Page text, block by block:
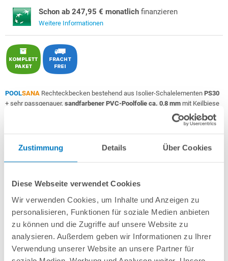
Zustimmung Details Über Cookies
Diese Webseite verwendet Cookies
Wir verwenden Cookies, um Inhalte und Anzeigen zu
personalisieren, Funktionen für soziale Medien anbieten
zu können und die Zugriffe auf unsere Website zu
analysieren. Außerdem geben wir Informationen zu Ihrer
Verwendung unserer Website an unsere Partner für
Schon ab 247,95 € monatlich finanzieren
Weitere Informationen
POOLSANA Rechteckbecken bestehend aus Isolier-Schalelementen PS30
+ sehr passgenauer, sandfarbener PVC-Poolfolie ca. 0,8 mm mit Keilbiese
AlsPERFECT-Set "High Level"inkl.:
UV-C Entkeimungsgerät 75 W
Wasserpflegebedarf deutlich!
Breitmaul-Einbauskimmer Slim für einen extra hohen Wasserstand
SandfilteranlagePOOL SANA PREMIUM 500 / SPECKPP 11 (Pumpe
Made in Germany ) inkl. Filtersand
Erdbeständiges Verrohrungsset PROFI Ø 50 mm+ Entleerungspaket
4-stufige Comfort-Unterbautreppe gerade 118 x 118 cm
7-teiliges Reinigungsset PROFI